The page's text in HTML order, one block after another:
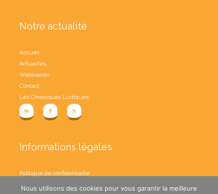
Notre actualité
Accueil
Actualités
Webinaires
Contact
Les Chroniques Ludiques
Informations légales
Politique de confidentialité
Nous utilisons des cookies pour vous garantir la meilleure